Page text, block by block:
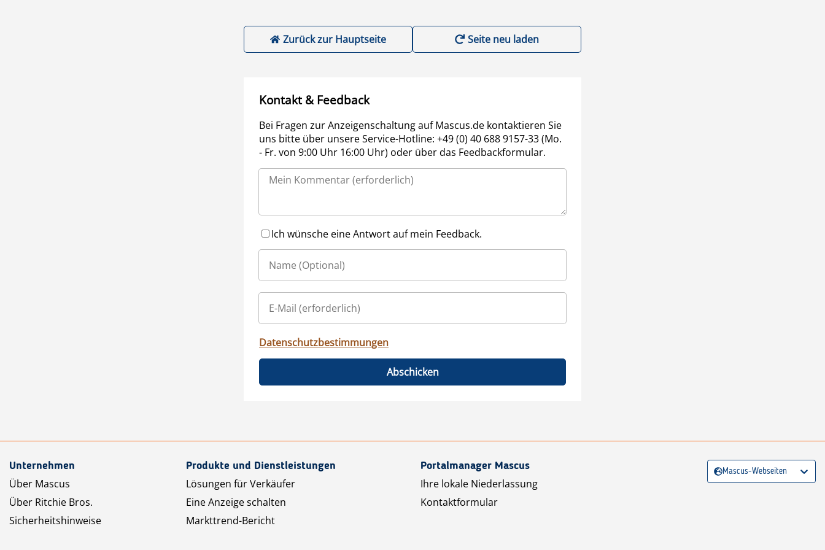
Zurück zur Hauptseite Seite neu laden
Kontakt & Feedback
Bei Fragen zur Anzeigenschaltung auf Mascus.de kontaktieren Sie
uns bitte über unsere Service-Hotline: +49 (0) 40 688 9157-33 (Mo.
- Fr. von 9:00 Uhr 16:00 Uhr) oder über das Feedbackformular.
Ich wünsche eine Antwort auf mein Feedback.
Datenschutzbestimmungen
Abschicken
Unternehmen
Über Mascus
Über Ritchie Bros.
Sicherheitshinweise
Produkte und Dienstleistungen
Lösungen für Verkäufer
Eine Anzeige schalten
Markttrend-Bericht
Portalmanager Mascus
Ihre lokale Niederlassung
Kontaktformular
Mascus-Webseiten